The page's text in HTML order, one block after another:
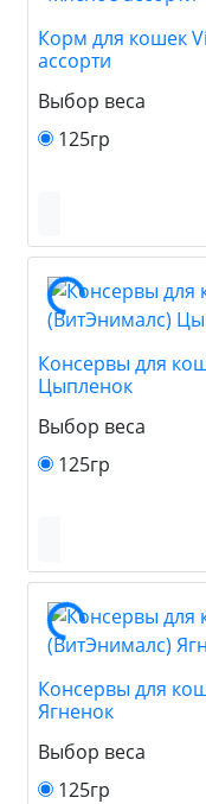
Корм для кошек
ассорти
Выбор веса
125гр
Консервы для
Цыпленок
Выбор веса
125гр
Консервы для
Ягненок
Выбор веса
125гр